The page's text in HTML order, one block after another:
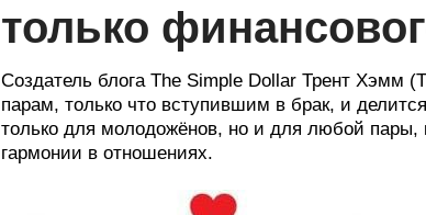
только
Создатель блога The Simple Dollar Трент Хэмм
парам, только что вступившим в брак, и
только для молодожёнов, но и для любой пары,
гармонии в отношениях.